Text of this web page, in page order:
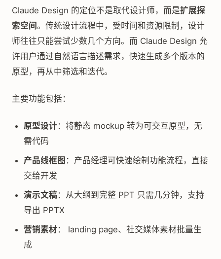
Claude Design 的定位不是取代设计师，而是扩展探
索空间。传统设计流程中，受时间和资源限制，设计
师往往只能尝试少数几个方向。而 Claude Design 允
许用户通过自然语言描述需求，快速生成多个版本的
原型，再从中筛选和迭代。
主要功能包括：
原型设计：将静态 mockup 转为可交互原型，无
需代码
产品线框图 ：产品经理可快速绘制功能流程，直接
交给开发
演示文稿：从大纲到完整 PPT 只需几分钟，支持
导出 PPTX
营销素材： landing page、社交媒体素材批量生
成